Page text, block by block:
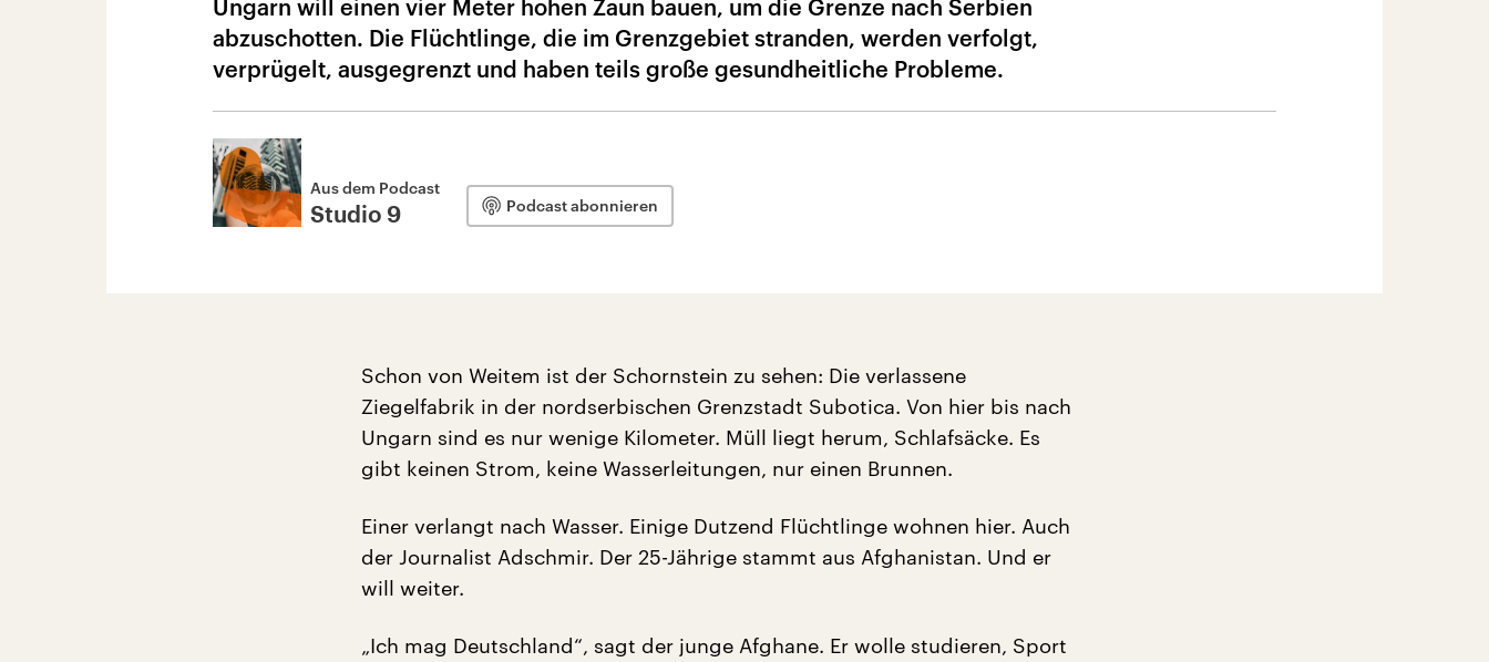
Ungarn will einen vier Meter hohen Zaun bauen, um die Grenze nach Serbien
abzuschotten. Die Flüchtlinge, die im Grenzgebiet stranden, werden verfolgt,
verprügelt, ausgegrenzt und haben teils große gesundheitliche Probleme.
Aus dem Podcast
Studio 9 Podcast abonnieren
Schon von Weitem ist der Schornstein zu sehen: Die verlassene
Ziegelfabrik in der nordserbischen Grenzstadt Subotica. Von hier bis nach
Ungarn sind es nur wenige Kilometer. Müll liegt herum, Schlafsäcke. Es
gibt keinen Strom, keine Wasserleitungen, nur einen Brunnen.
Einer verlangt nach Wasser. Einige Dutzend Flüchtlinge wohnen hier. Auch
der Journalist Adschmir. Der 25-Jährige stammt aus Afghanistan. Und er
will weiter.
„Ich mag Deutschland“, sagt der junge Afghane. Er wolle studieren, Sport